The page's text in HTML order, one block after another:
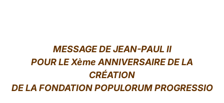
MESSAGE DE JEAN-PAUL II
POUR LE Xème ANNIVERSAIRE DE LA
CRÉATION
DE LA FONDATION POPULORUM PROGRESSIO